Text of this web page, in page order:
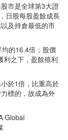
市是全球第3大證
日股每股盈餘成長
及持倉最低的市
的16.4倍；股價
利之下，盈餘殖利
於1倍，比重高於
標的，故成為外
Global